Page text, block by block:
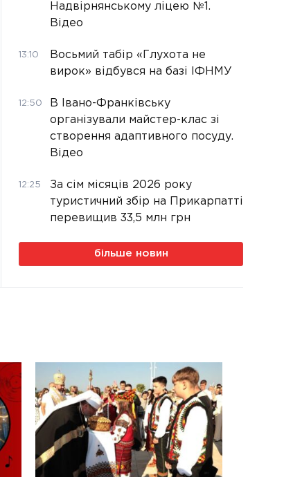
Надвірнянському ліцею №1.
Відео
13:10
Восьмий табір «Глухота не
вирок» відбувся на базі ІФНМУ
12:50
В Івано-Франківську
організували майстер-клас зі
створення адаптивного посуду.
Відео
12:25
За сім місяців 2026 року
туристичний збір на Прикарпатті
перевищив 33,5 млн грн
більше новин